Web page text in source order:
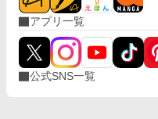
アプリ一覧
公式SNS一覧